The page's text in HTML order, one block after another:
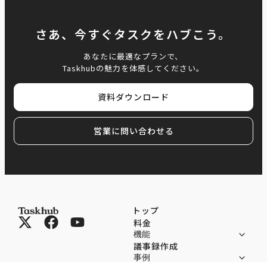
さあ、今すぐタスクをハブこう。
あなたに最適なプランで、
Taskhubの魅力を体感してください。
資料ダウンロード
営業に問い合わせる
トップ
料金
機能
議事録作成
事例